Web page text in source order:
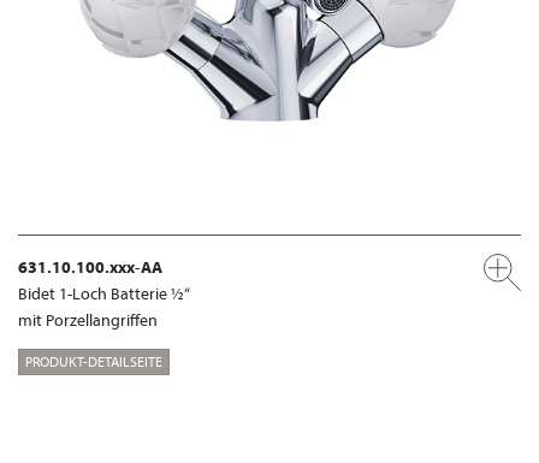
631.10.100.xxx-AA
Bidet 1-Loch Batterie ½“
mit Porzellangriffen
PRODUKT-DETAILSEITE